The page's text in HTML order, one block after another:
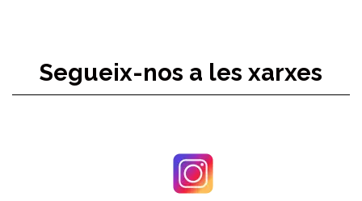
Segueix-nos a les xarxes